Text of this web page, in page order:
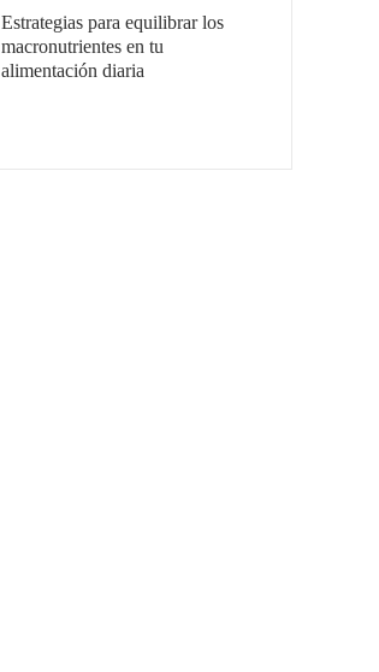
Estrategias para equilibrar los
macronutrientes en tu
alimentación diaria